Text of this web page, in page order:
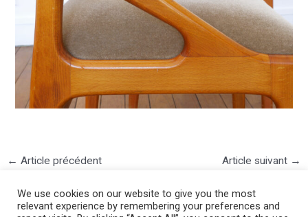
← Article précédent Article suivant →
We use cookies on our website to give you the most
relevant experience by remembering your preferences and